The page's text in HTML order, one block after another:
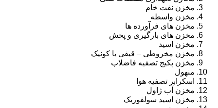
مخزن نفت خام
مخزن واسطه
مخزن های فرآورده ها
مخزن های بارگیری و پخش
مخزن اسید
مخزن مخروطی – قیفی یا کونیک
مخزن پکیج تصفیه فاضلاب
منهول
اسکرابر تصفیه هوا
مخزن آب ژاول
مخزن اسید سولفوریک